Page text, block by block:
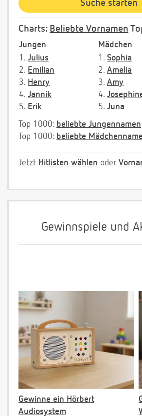
Charts: Beliebte Vornamen
Jungen
Mädchen
1. Julius
2. Emilian
3. Henry
4. Jannik
5. Erik
1. Sophia
2. Amelia
3. Amy
4.
5. Juna
Top 1000: beliebte Jungennamen
Top 1000: beliebte
Jetzt Hitlisten wählen oder
Gewinnspiele und
Gewinne ein Hörbert
Audiosystem